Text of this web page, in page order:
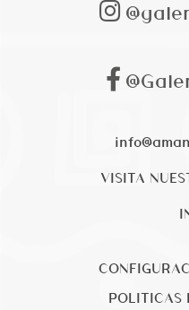
VISITA
POLITICAS